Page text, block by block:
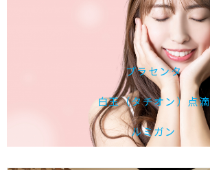
プラセンタ
白玉（タチオン）点滴
ルミガン